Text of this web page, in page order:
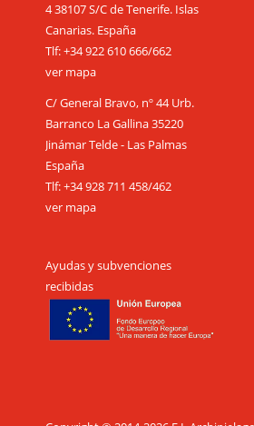
4 38107 S/C de Tenerife. Islas
Canarias. España
Tlf:+34 922 610 666/662
ver mapa
C/ General Bravo, nº 44 Urb.
Barranco La Gallina 35220
Jinámar Telde - Las Palmas
España
Tlf:+34 928 711 458/462
ver mapa
Ayudas y subvenciones
recibidas